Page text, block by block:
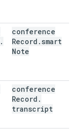
.
conference
Record . smart
Note
conference
Record .
transcript